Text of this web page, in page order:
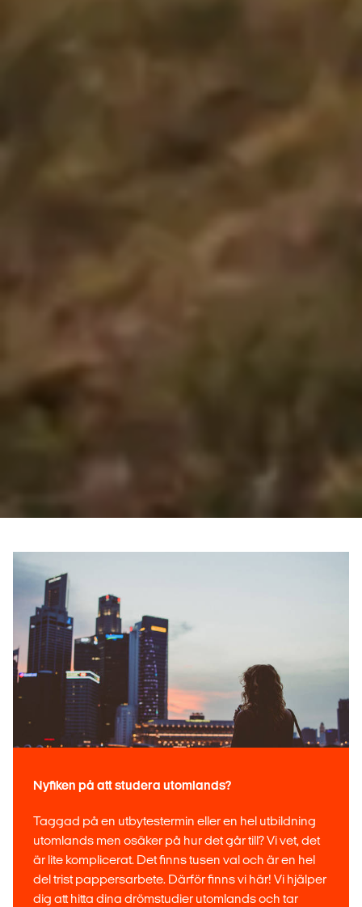
Nyfiken på att studera utomlands?
Taggad på en utbytestermin eller en hel utbildning
utomlands men osäker på hur det går till? Vi vet, det
är lite komplicerat. Det finns tusen val och är en hel
del trist pappersarbete. Därför finns vi här! Vi hjälper
dig att hitta dina drömstudier utomlands och tar